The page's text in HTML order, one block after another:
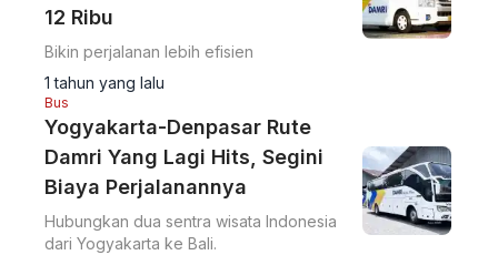
12 Ribu
Bikin perjalanan lebih efisien
1 tahun yang lalu
Bus
Yogyakarta-Denpasar Rute
Damri Yang Lagi Hits, Segini
Biaya Perjalanannya
Hubungkan dua sentra wisata Indonesia
dari Yogyakarta ke Bali.